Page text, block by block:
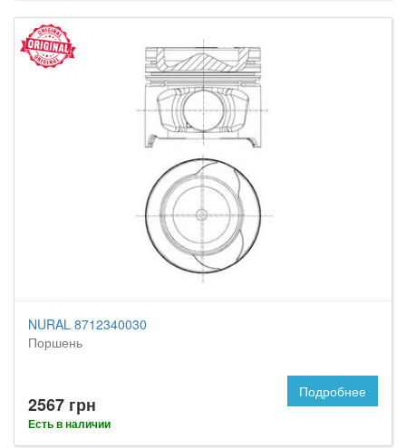
NURAL 8712340030
Поршень
2567 грн
Есть в наличии
Подробнее